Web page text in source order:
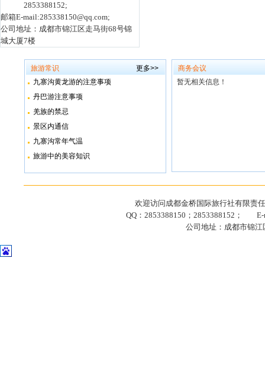
2853388152;
邮箱E-mail:285338150@qq.com;
公司地址：成都市锦江区走马街68号锦
城大厦7楼
旅游常识
更多>>
九寨沟黄龙游的注意事项
丹巴游注意事项
羌族的禁忌
景区内通信
九寨沟常年气温
旅游中的美容知识
商务会议
暂无相关信息！
欢迎访问成都金桥国际旅行社有限责
QQ：2853388150；2853388152； E-
公司地址：成都市锦